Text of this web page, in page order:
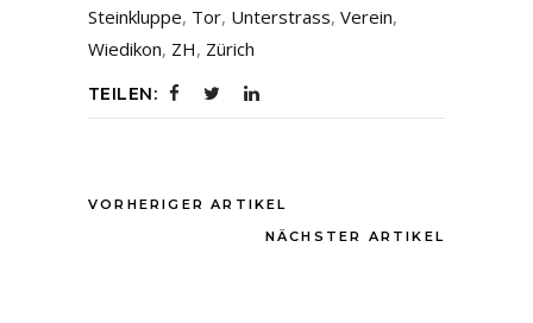
Steinkluppe, Tor, Unterstrass, Verein,
Wiedikon, ZH, Zürich
TEILEN:
VORHERIGER ARTIKEL
NÄCHSTER ARTIKEL